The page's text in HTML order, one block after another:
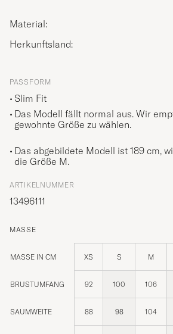
Material:
Herkunftsland:
PASSFORM
Slim Fit
Das Modell fällt normal aus. Wir
gewohnte Größe zu wählen.
Das abgebildete Modell ist 189 cm,
die Größe M.
ARTIKELNUMMER
13496111
MASSE
MASSE IN CM XS S M
BRUSTUMFANG 92 100 106
SAUMWEITE 88 98 104